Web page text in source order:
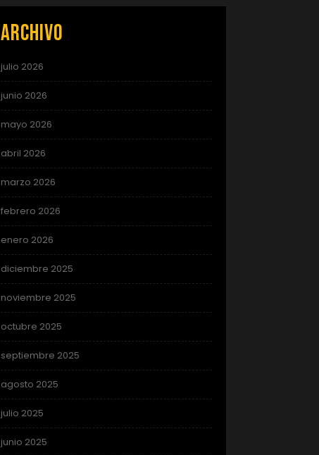
Archivo
julio 2026
junio 2026
mayo 2026
abril 2026
marzo 2026
febrero 2026
enero 2026
diciembre 2025
noviembre 2025
octubre 2025
septiembre 2025
agosto 2025
julio 2025
junio 2025